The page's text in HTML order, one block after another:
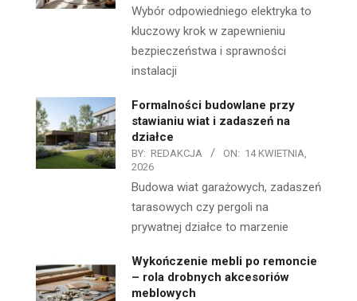
Wybór odpowiedniego elektryka to
kluczowy krok w zapewnieniu
bezpieczeństwa i sprawności
instalacji
Formalności budowlane przy
stawianiu wiat i zadaszeń na
działce
BY: REDAKCJA ON: 14 KWIETNIA,
2026
Budowa wiat garażowych, zadaszeń
tarasowych czy pergoli na
prywatnej działce to marzenie
Wykończenie mebli po remoncie
– rola drobnych akcesoriów
meblowych